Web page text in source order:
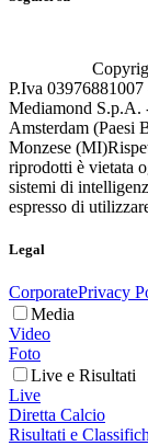
P.Iva
Mediamond S.p.A.
Amsterdam (Paesi
Monzese (MI)
riprodotti è vietata
sistemi di
espresso di
Legal
CorporatePrivacy
Media
Video
Foto
Live e Risultati
Live
Diretta Calcio
Risultati e